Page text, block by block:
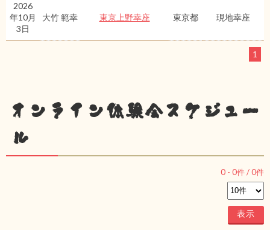
2026
年10月
3日
大竹 範幸 東京上野幸座 東京都 現地幸座
1
オンライン体験会スケジュー
ル
0 - 0件 /0件